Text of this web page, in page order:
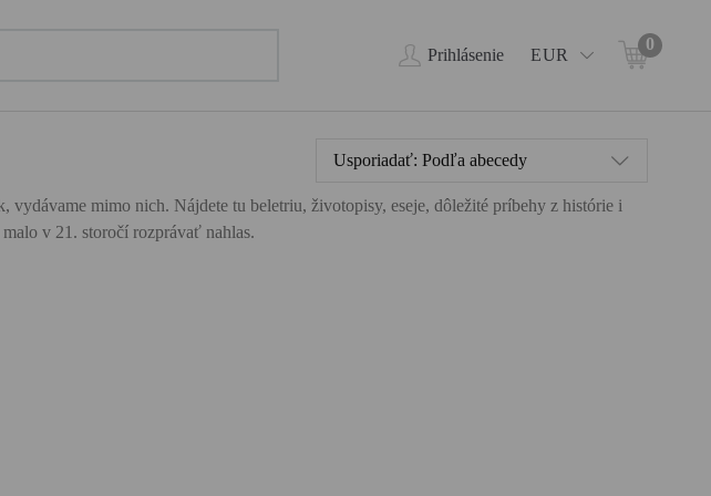
Prihlásenie EUR
0
mimo nich. Nájdete tu beletriu, životopisy, eseje, dôležité príbehy z histórie i
v 21. storočí rozprávať nahlas.
Usporiadať: Podľa abecedy